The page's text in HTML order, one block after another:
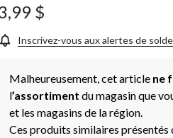
$
Inscrivez-vous aux alertes de
Malheureusement, cet article ne
l’assortiment du magasin que
et les magasins de la région.
Ces produits similaires présentés